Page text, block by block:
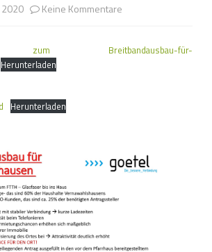
2020 Keine Kommentare
für
zum Breitbandausbau-für-
Herunterladen
Herunterladen